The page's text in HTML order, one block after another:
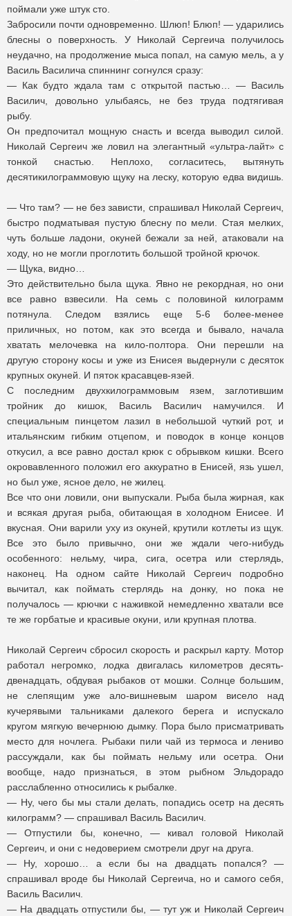
поймали уже штук сто.
Забросили почти одновременно. Шлюп! Блюп! — ударились
блесны о поверхность. У Николай Сергеича получилось
неудачно, на продолжение мыса попал, на самую мель, а у
Василь Василича спиннинг согнулся сразу:
— Как будто ждала там с открытой пастью… — Василь
Василич, довольно улыбаясь, не без труда подтягивая
рыбу.
Он предпочитал мощную снасть и всегда выводил силой.
Николай Сергеич же ловил на элегантный «ультра-лайт» с
тонкой снастью. Неплохо, согласитесь, вытянуть
десятикилограммовую щуку на леску, которую едва видишь.
— Что там? — не без зависти, спрашивал Николай Сергеич,
быстро подматывая пустую блесну по мели. Стая мелких,
чуть больше ладони, окуней бежали за ней, атаковали на
ходу, но не могли проглотить большой тройной крючок.
— Щука, видно…
Это действительно была щука. Явно не рекордная, но они
все равно взвесили. На семь с половиной килограмм
потянула. Следом взялись еще 5-6 более-менее
приличных, но потом, как это всегда и бывало, начала
хватать мелочевка на кило-полтора. Они перешли на
другую сторону косы и уже из Енисея выдернули с десяток
крупных окуней. И пяток красавцев-язей.
С последним двухкилограммовым язем, заглотившим
тройник до кишок, Василь Василич намучился. И
специальным пинцетом лазил в небольшой чуткий рот, и
итальянским гибким отцепом, и поводок в конце концов
откусил, а все равно достал крюк с обрывком кишки. Всего
окровавленного положил его аккуратно в Енисей, язь ушел,
но был уже, ясное дело, не жилец.
Все что они ловили, они выпускали. Рыба была жирная, как
и всякая другая рыба, обитающая в холодном Енисее. И
вкусная. Они варили уху из окуней, крутили котлеты из щук.
Все это было привычно, они же ждали чего-нибудь
особенного: нельму, чира, сига, осетра или стерлядь,
наконец. На одном сайте Николай Сергеич подробно
вычитал, как поймать стерлядь на донку, но пока не
получалось — крючки с наживкой немедленно хватали все
те же горбатые и красивые окуни, или крупная плотва.
Николай Сергеич сбросил скорость и раскрыл карту. Мотор
работал негромко, лодка двигалась километров десять-
двенадцать, обдувая рыбаков от мошки. Солнце большим,
не слепящим уже ало-вишневым шаром висело над
кучерявыми тальниками далекого берега и испускало
кругом мягкую вечернюю дымку. Пора было присматривать
место для ночлега. Рыбаки пили чай из термоса и лениво
рассуждали, как бы поймать нельму или осетра. Они
вообще, надо признаться, в этом рыбном Эльдорадо
расслабленно относились к рыбалке.
— Ну, чего бы мы стали делать, попадись осетр на десять
килограмм? — спрашивал Василь Василич.
— Отпустили бы, конечно, — кивал головой Николай
Сергеич, и они с недоверием смотрели друг на друга.
— Ну, хорошо… а если бы на двадцать попался? —
спрашивал вроде бы Николай Сергеича, но и самого себя,
Василь Василич.
— На двадцать отпустили бы, — тут уж и Николай Сергеич